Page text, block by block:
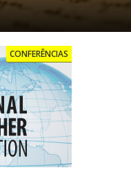
CONFERÊNCIAS